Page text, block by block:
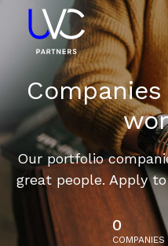
Our portfolio
great people. Apply
0
COMPANIES